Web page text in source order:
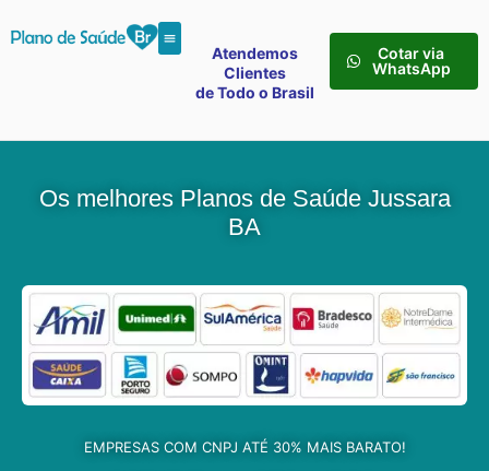
Atendemos
Clientes
de Todo o Brasil
Cotar via
WhatsApp
Os melhores Planos de Saúde Jussara
BA
EMPRESAS COM CNPJ ATÉ 30% MAIS BARATO!